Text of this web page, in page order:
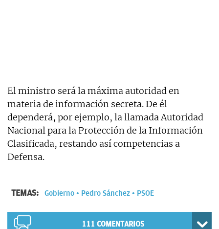
El ministro será la máxima autoridad en
materia de información secreta. De él
dependerá, por ejemplo, la llamada Autoridad
Nacional para la Protección de la Información
Clasificada, restando así competencias a
Defensa.
TEMAS: Gobierno Pedro Sánchez PSOE
111 COMENTARIOS